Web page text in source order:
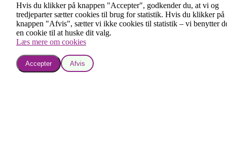
Hvis du klikker på knappen "Accepter", godkender du, at vi og
tredjeparter sætter cookies til brug for statistik. Hvis du klikker på
knappen "Afvis", sætter vi ikke cookies til statistik – vi benytter
en cookie til at huske dit valg.
Læs mere om cookies
Accepter Afvis